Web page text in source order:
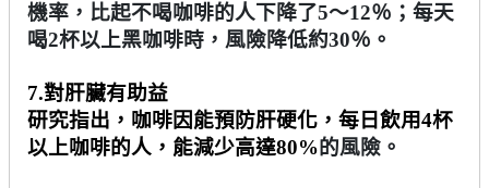
機率，比起不喝咖啡的人下降了5～12％；每天
喝2杯以上黑咖啡時，風險降低約30％。
7.對肝臟有助益
研究指出，咖啡因能預防肝硬化，每日飲用4杯
以上咖啡的人，能減少高達80%的風險。